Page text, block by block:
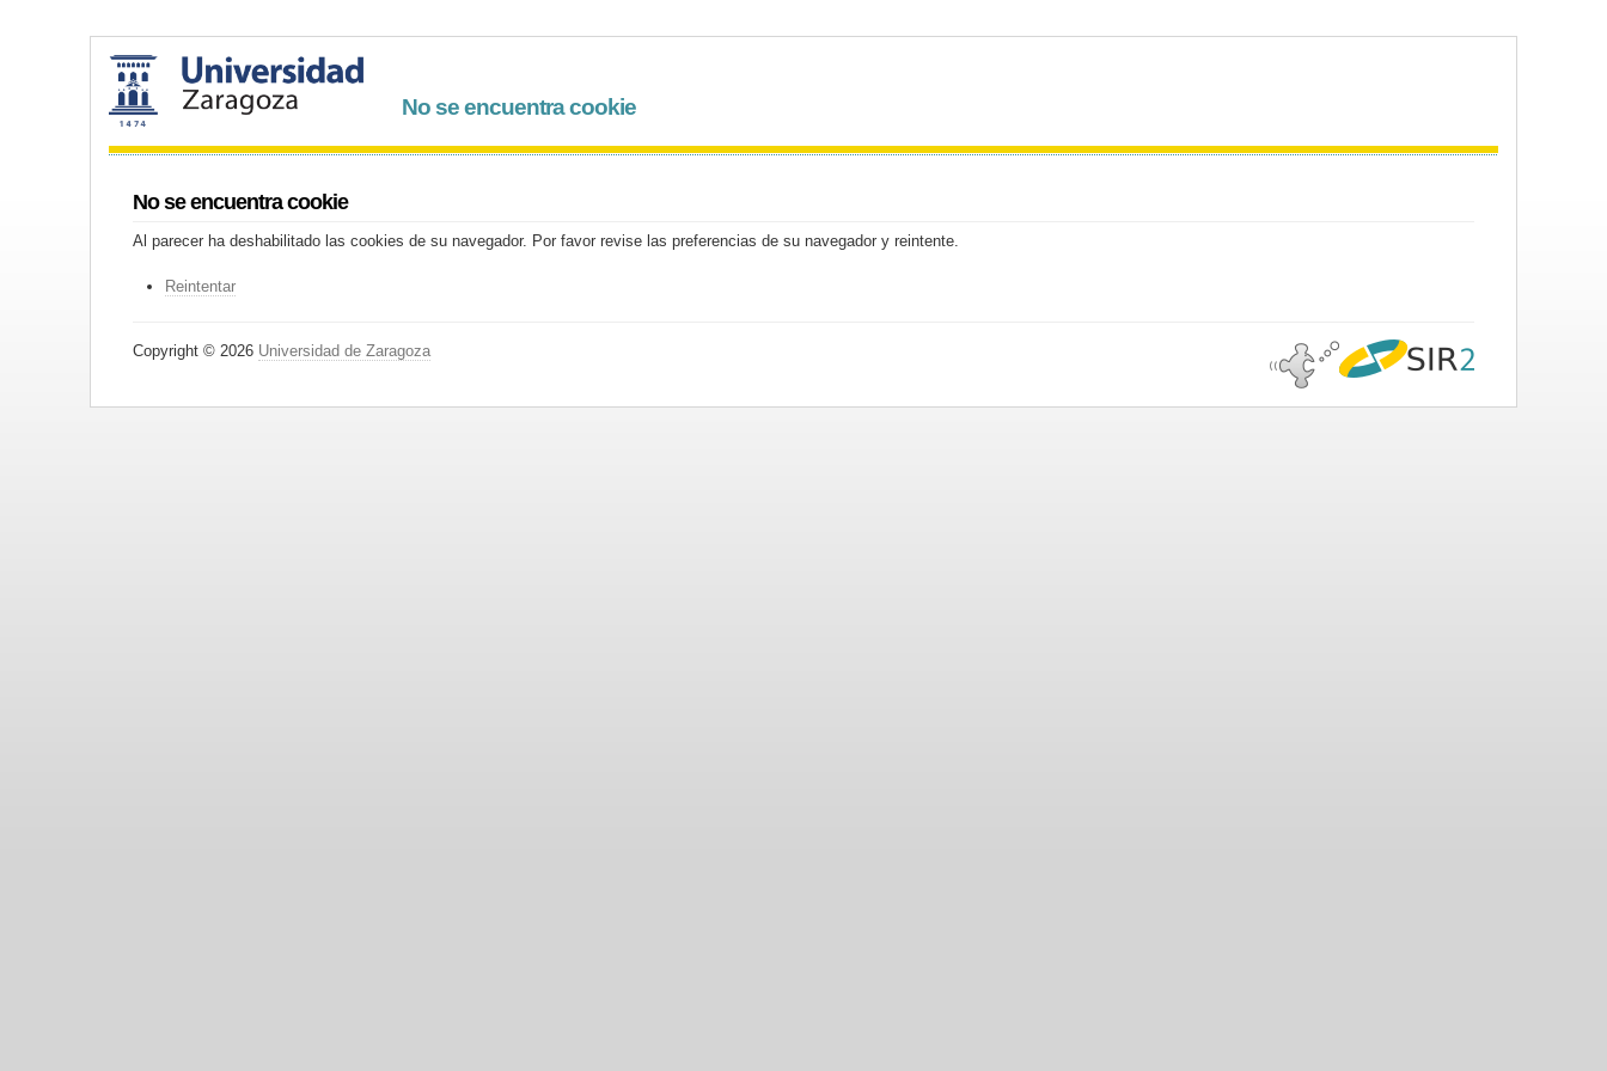
No se encuentra cookie
No se encuentra cookie
Al parecer ha deshabilitado las cookies de su navegador. Por favor revise las preferencias de su navegador y reintente.
Reintentar
Copyright © 2026 Universidad de Zaragoza